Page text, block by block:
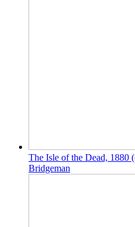
The Isle of the Dead, 1880
Bridgeman